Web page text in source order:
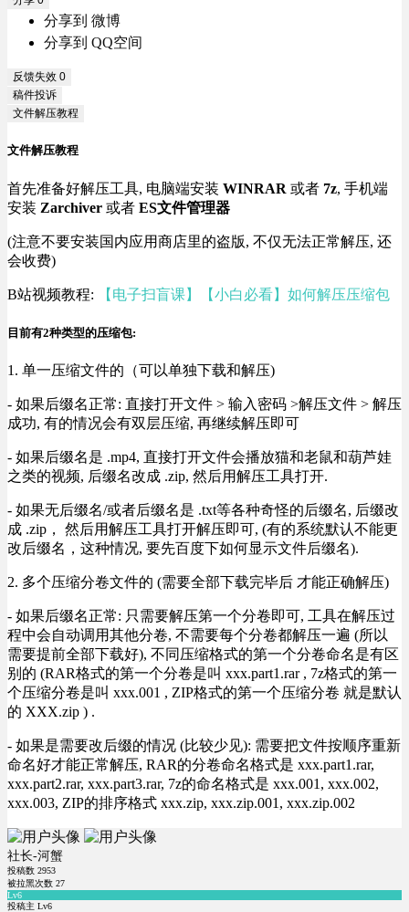
分享到 微博
分享到 QQ空间
反馈失效 0
稿件投诉
文件解压教程
文件解压教程
首先准备好解压工具, 电脑端安装 WINRAR 或者 7z, 手机端
安装 Zarchiver 或者 ES文件管理器
(注意不要安装国内应用商店里的盗版, 不仅无法正常解压, 还
会收费)
B站视频教程: 【电子扫盲课】【小白必看】如何解压压缩包
目前有2种类型的压缩包:
1. 单一压缩文件的（可以单独下载和解压)
- 如果后缀名正常: 直接打开文件 > 输入密码 >解压文件 > 解压
成功, 有的情况会有双层压缩, 再继续解压即可
- 如果后缀名是 .mp4, 直接打开文件会播放猫和老鼠和葫芦娃
之类的视频, 后缀名改成 .zip, 然后用解压工具打开.
- 如果无后缀名/或者后缀名是 .txt等各种奇怪的后缀名, 后缀改
成 .zip， 然后用解压工具打开解压即可, (有的系统默认不能更
改后缀名，这种情况, 要先百度下如何显示文件后缀名).
2. 多个压缩分卷文件的 (需要全部下载完毕后 才能正确解压)
- 如果后缀名正常: 只需要解压第一个分卷即可, 工具在解压过
程中会自动调用其他分卷, 不需要每个分卷都解压一遍 (所以
需要提前全部下载好), 不同压缩格式的第一个分卷命名是有区
别的 (RAR格式的第一个分卷是叫 xxx.part1.rar , 7z格式的第一
个压缩分卷是叫 xxx.001 , ZIP格式的第一个压缩分卷 就是默认
的 XXX.zip ) .
- 如果是需要改后缀的情况 (比较少见): 需要把文件按顺序重新
命名好才能正常解压, RAR的分卷命名格式是 xxx.part1.rar,
xxx.part2.rar, xxx.part3.rar, 7z的命名格式是 xxx.001, xxx.002,
xxx.003, ZIP的排序格式 xxx.zip, xxx.zip.001, xxx.zip.002
社长-河蟹
投稿数 2953
被拉黑次数 27
Lv6
投稿主 Lv6